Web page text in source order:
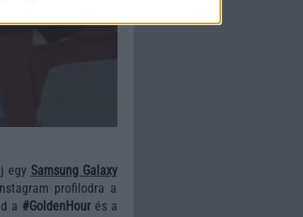
egy Samsung Galaxy
profilodra a
a #GoldenHourés a